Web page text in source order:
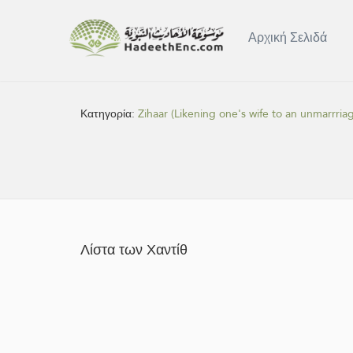
Αρχική Σελιδά
Κατηγορία:Zihaar (Likening one's wife to an
Λίστα των Χαντίθ